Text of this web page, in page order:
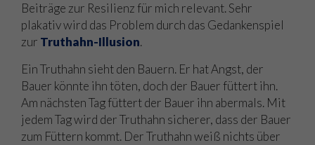
Beiträge zur Resilienz für mich relevant. Sehr
plakativ wird das Problem durch das Gedankenspiel
zur Truthahn-Illusion.
Ein Truthahn sieht den Bauern. Er hat Angst, der
Bauer könnte ihn töten, doch der Bauer füttert ihn.
Am nächsten Tag füttert der Bauer ihn abermals. Mit
jedem Tag wird der Truthahn sicherer, dass der Bauer
zum Füttern kommt. Der Truthahn weiß nichts über